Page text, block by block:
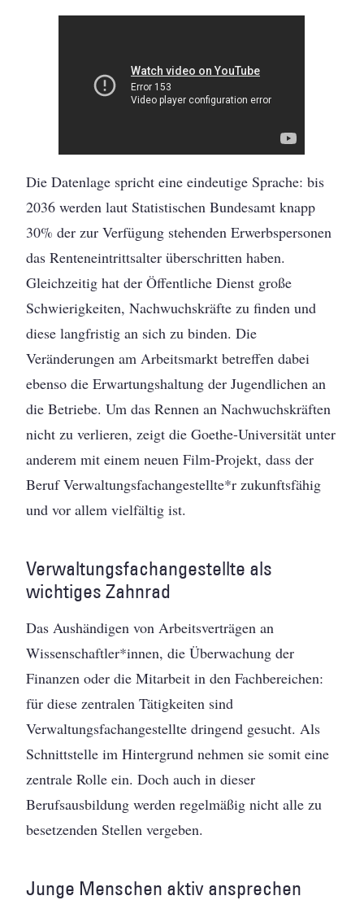
Die Datenlage spricht eine eindeutige Sprache: bis
2036 werden laut Statistischen Bundesamt knapp
30% der zur Verfügung stehenden Erwerbspersonen
das Renteneintrittsalter überschritten haben.
Gleichzeitig hat der Öffentliche Dienst große
Schwierigkeiten, Nachwuchskräfte zu finden und
diese langfristig an sich zu binden. Die
Veränderungen am Arbeitsmarkt betreffen dabei
ebenso die Erwartungshaltung der Jugendlichen an
die Betriebe. Um das Rennen an Nachwuchskräften
nicht zu verlieren, zeigt die Goethe-Universität unter
anderem mit einem neuen Film-Projekt, dass der
Beruf Verwaltungsfachangestellte*r zukunftsfähig
und vor allem vielfältig ist.
Verwaltungsfachangestellte als
wichtiges Zahnrad
Das Aushändigen von Arbeitsverträgen an
Wissenschaftler*innen, die Überwachung der
Finanzen oder die Mitarbeit in den Fachbereichen:
für diese zentralen Tätigkeiten sind
Verwaltungsfachangestellte dringend gesucht. Als
Schnittstelle im Hintergrund nehmen sie somit eine
zentrale Rolle ein. Doch auch in dieser
Berufsausbildung werden regelmäßig nicht alle zu
besetzenden Stellen vergeben.
Junge Menschen aktiv ansprechen